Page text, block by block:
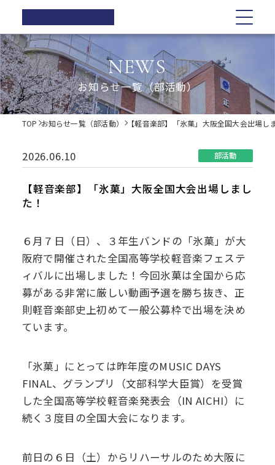
正則高等
学校
学校紹介
正則高等学校の3つの柱
校長ご挨拶
歴史・伝統
制服紹介
教育の特色
正則教育の全体図
学習指導
教科紹介
教育内容
生活指導
学校生活
年間行事
体育祭
学院祭
学習旅行
入試情報
オープンスクール・学校説明会
募集要項
Web出願について
入試Q&A
在校生の方へ
卒業生の方へ
各種証明書の発行
同窓会
学校紹介
正則高等学校の3つの柱
校長ご挨拶
施設紹介
教育の特色
正則教育の全体図
教育内容
進路指導
進路実績
卒業生の声
生活指導
PTA
後援会
学校生活
学院祭
学習旅行
体験学習
学院祭特設ページ
生徒会・部活動
募集要項
Web出願について
入試Q&A
学費軽減・助成制度
お問い合わせ
在校生の方へ
卒業生の方へ
各種証明書の発行
同窓会
デジタルパンフレット
アクセス
NEWS
お知らせ一覧（部活動）
TOP お知らせ一覧（部活動） 【軽音楽部】「氷菓」大阪全国大会出場し
2026.06.10 部活動
【軽音楽部】「氷菓」大阪全国大会出場しまし
た！
６月７日（日）、３年生バンドの「氷菓」が大
阪府で開催された全国高等学校軽音楽フェステ
ィバルに出場しました！今回氷菓は全国から応
募がある非常に厳しい動画予選を勝ち抜き、正
則軽音楽部史上初めて一般公募枠で出場を決め
ています。
「氷菓」にとっては昨年度のMUSIC DAYS
FINAL、グランプリ（文部科学大臣賞）を受賞
した全国高等学校軽音楽発表会（IN AICHI）に
続く３度目の全国大会になります。
前日の６日（土）からリハーサルのため大阪に